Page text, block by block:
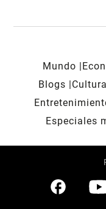
Mundo
Blogs
Cultura
Especiales